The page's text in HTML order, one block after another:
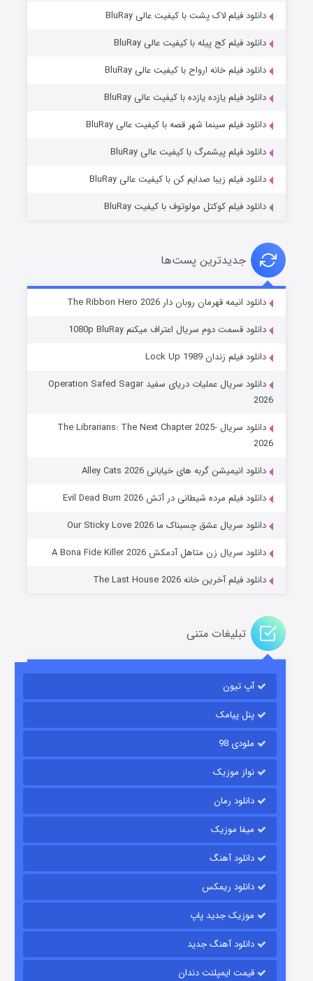
شوهر
عملیات آپارتمان
قسمت۲ (زیرنویس) منتشر شد
مردگان متحرک: شهر مرده ۳
قسمت
دانلود فیلم لاک پشت با کیفیت عالی BluRay
دانلود فیلم کج‌ پیله با کیفیت عالی BluRay
دانلود فیلم خانه ارواح با کیفیت عالی BluRay
دانلود فیلم یازده یازده با کیفیت عالی BluRay
دانلود فیلم سینما شهر قصه با کیفیت عالی BluRay
دانلود فیلم پیشمرگ با کیفیت عالی BluRay
دانلود فیلم زیبا صدایم کن با کیفیت عالی BluRay
دانلود فیلم کوکتل مولوتوف با کیفیت BluRay
جدیدترین پست‌ها
دانلود انیمه قهرمان روبان دار The Ribbon Hero 2026
دانلود قسمت دوم سریال اعتراف میکنم 1080p BluRay
دانلود فیلم زندان Lock Up 1989
دانلود سریال عملیات دریای سفید Operation Safed Sagar
2026
دانلود سریال The Librarians: The Next Chapter 2025-
2026
دانلود انیمیشن گربه های خیابانی Alley Cats 2026
دانلود فیلم مرده شیطانی در آتش Evil Dead Burn 2026
دانلود سریال عشق چسبناک ما Our Sticky Love 2026
دانلود سریال زن متاهل آدمکش A Bona Fide Killer 2026
دانلود فیلم آخرین خانه The Last House 2026
تبلیغات متنی
آپ تیون
پنل پیامک
ملودی 98
نواز موزیک
دانلود رمان
میفا موزیک
دانلود آهنگ
دانلود ریمکس
موزیک جدید پاپ
دانلود آهنگ جدید
قیمت ایمپلنت دندان